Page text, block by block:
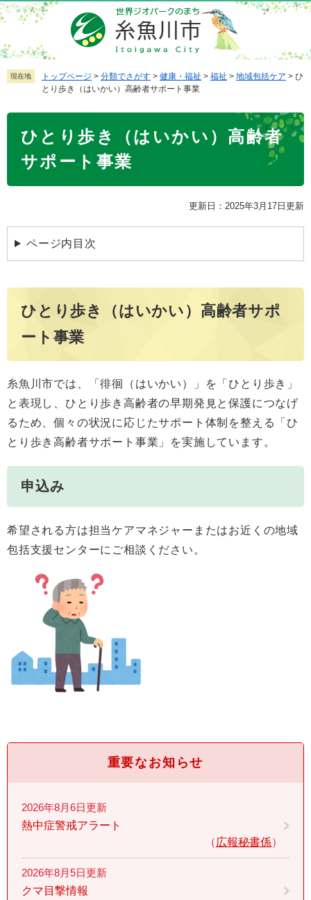
ペ
ー
ジ
の
先
メ
ニ
ュ
ー
を現在地 トップページ > 分類でさがす > 健康・福祉 > 福祉 > 地域包括ケア > ひ
とり歩き（はいかい）高齢者サポート事業
ひとり歩き（はいかい）高齢者
サポート事業
更新日：2025年3月17日更新
ページ内目次
ひとり歩き（はいかい）高齢者サポ
ート事業
糸魚川市では、「徘徊（はいかい）」を「ひとり歩き」
と表現し、ひとり歩き高齢者の早期発見と保護につなげ
るため、個々の状況に応じたサポート体制を整える「ひ
とり歩き高齢者サポート事業」を実施しています。
申込み
希望される方は担当ケアマネジャーまたはお近くの地域
包括支援センターにご相談ください。
重要なお知らせ
2026年8月6日更新
熱中症警戒アラート
広報秘書係
2026年8月5日更新
クマ目撃情報